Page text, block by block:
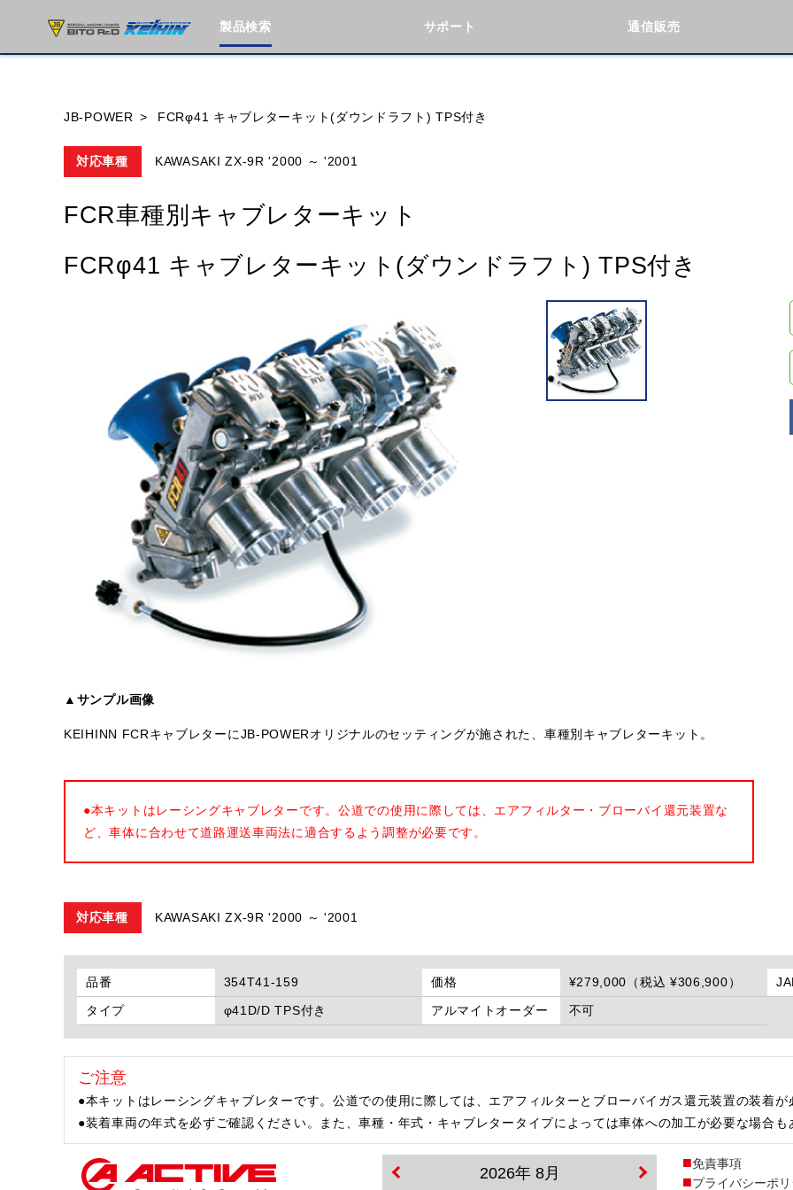
製品検索 サポート 通信販売
閉じる
JB-POWER FCRφ41 キャブレターキット(ダウンドラフト) TPS付き
対応車種 KAWASAKI ZX-9R '2000 ～ '2001
FCR車種別キャブレターキット
FCRφ41 キャブレターキット(ダウンドラフト) TPS付き
▲サンプル画像
KEIHINN FCRキャブレターにJB-POWERオリジナルのセッティングが施された、車種別キャブレターキット。
●本キットはレーシングキャブレターです。公道での使用に際しては、エアフィルター・ブローバイ還元装置な
ど、車体に合わせて道路運送車両法に適合するよう調整が必要です。
対応車種 KAWASAKI ZX-9R '2000 ～ '2001
品番 354T41-159 価格 ¥279,000（税込 ¥306,900）
タイプ
φ41D/D TPS付き アルマイトオーダー 不可
ご注意
●本キットはレーシングキャブレターです。公道での使用に際しては、エアフィルターとブローバイガス還元装置の装着が
●装着車両の年式を必ずご確認ください。また、車種・年式・キャブレタータイプによっては車体への加工が必要な場合
2026年 8月
免責事項
プライバシーポ